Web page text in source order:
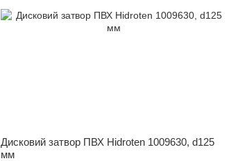
Дисковий затвор ПВХ Hidroten 1009630, d125
мм